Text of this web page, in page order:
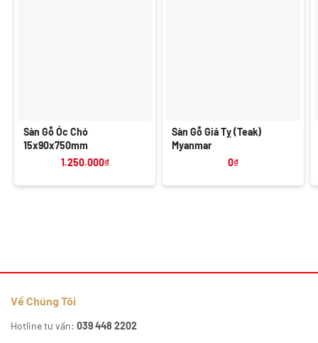
Sàn Gỗ Óc Chó
15x90x750mm
1.250.000₫
Sàn Gỗ Giá Tỵ (Teak)
Myanmar
0₫
Về Chúng Tôi
Hotline tư vấn: 039 448 2202